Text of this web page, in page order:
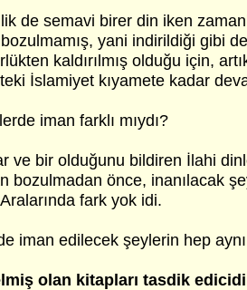
de semavi birer din iken
yani indirildiği gibi
kaldırılmış olduğu için,
İslamiyet kıyamete kadar
iman farklı mıydı?
ve bir olduğunu bildiren İlahi
bozulmadan önce, inanılacak
fark yok idi.
iman edilecek şeylerin hep
olan kitapları tasdik